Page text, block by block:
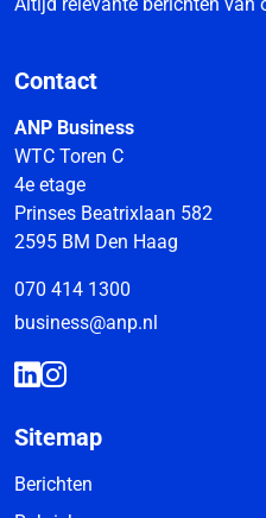
Altijd relevante berichten van
Contact
ANP Business
WTC Toren C
4e etage
Prinses Beatrixlaan 582
2595 BM Den Haag
070 414 1300
business@anp.nl
Sitemap
Berichten